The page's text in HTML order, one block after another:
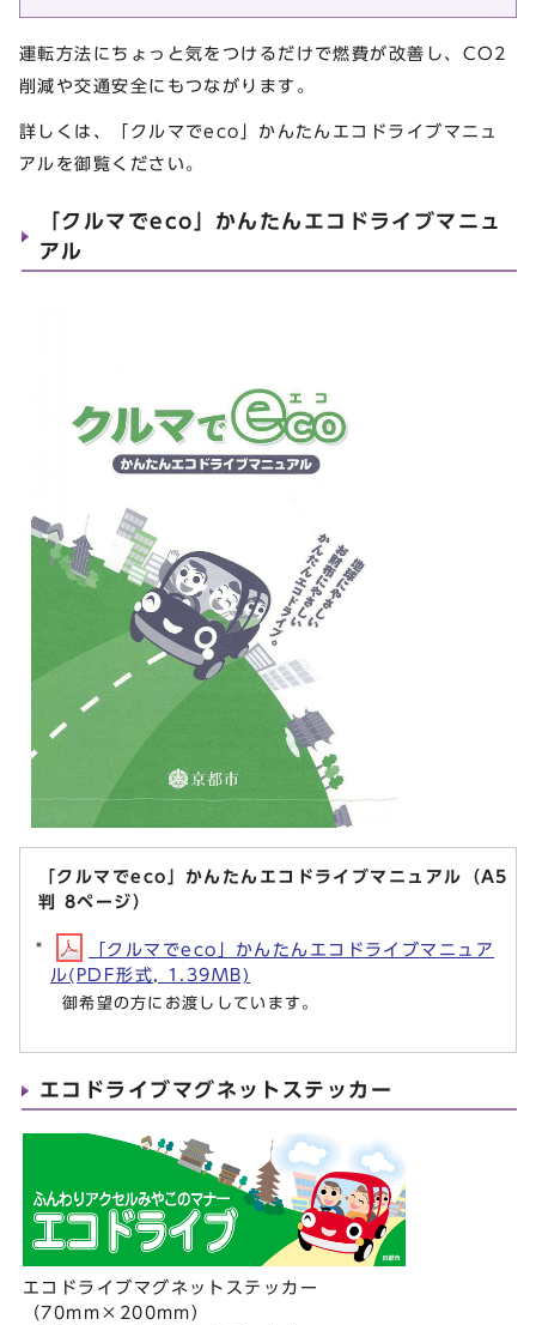
運転方法にちょっと気をつけるだけで燃費が改善し、CO2
削減や交通安全にもつながります。
詳しくは、「クルマでeco」かんたんエコドライブマニュ
アルを御覧ください。
「クルマでeco」かんたんエコドライブマニュ
アル
「クルマでeco」かんたんエコドライブマニュアル（A5
判 8ページ）
「クルマでeco」かんたんエコドライブマニュア
ル(PDF形式, 1.39MB)
御希望の方にお渡ししています。
エコドライブマグネットステッカー
エコドライブマグネットステッカー
（70mm×200mm）